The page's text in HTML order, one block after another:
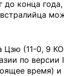
до конца
Цзю (11-0, 9
по версии
время)